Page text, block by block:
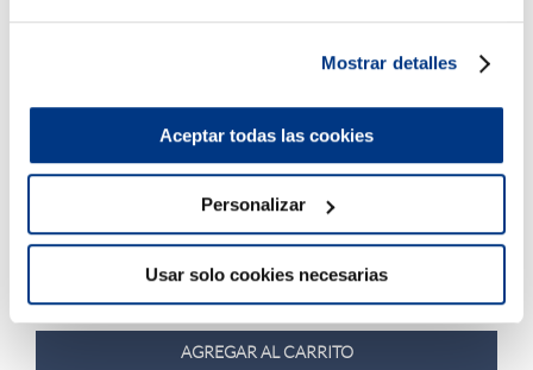
Mostrar detalles
Aceptar todas las cookies
Personalizar
Usar solo cookies necesarias
Hasta6
Cama Inteligente Essence Látex Esencia
S/9879.00 S/21,953.33
Twin
Europeo
AGREGAR AL CARRITO